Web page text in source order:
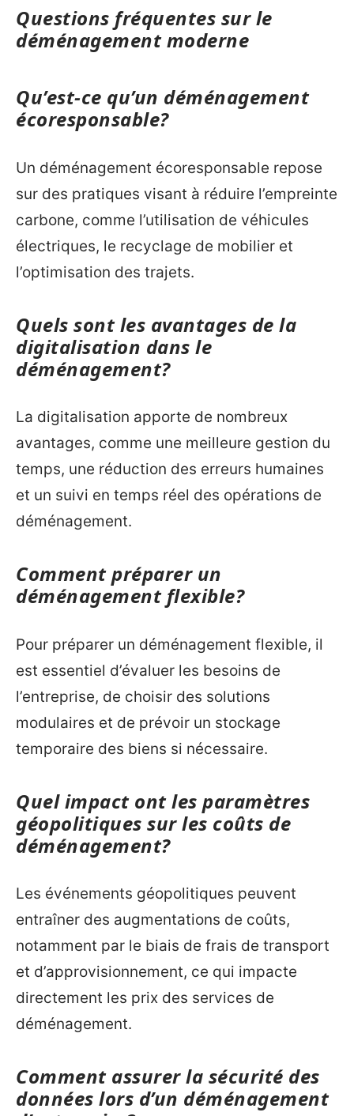
Questions fréquentes sur le
déménagement moderne
Qu’est-ce qu’un déménagement
écoresponsable?
Un déménagement écoresponsable repose
sur des pratiques visant à réduire l’empreinte
carbone, comme l’utilisation de véhicules
électriques, le recyclage de mobilier et
l’optimisation des trajets.
Quels sont les avantages de la
digitalisation dans le
déménagement?
La digitalisation apporte de nombreux
avantages, comme une meilleure gestion du
temps, une réduction des erreurs humaines
et un suivi en temps réel des opérations de
déménagement.
Comment préparer un
déménagement flexible?
Pour préparer un déménagement flexible, il
est essentiel d’évaluer les besoins de
l’entreprise, de choisir des solutions
modulaires et de prévoir un stockage
temporaire des biens si nécessaire.
Quel impact ont les paramètres
géopolitiques sur les coûts de
déménagement?
Les événements géopolitiques peuvent
entraîner des augmentations de coûts,
notamment par le biais de frais de transport
et d’approvisionnement, ce qui impacte
directement les prix des services de
déménagement.
Comment assurer la sécurité des
données lors d’un déménagement